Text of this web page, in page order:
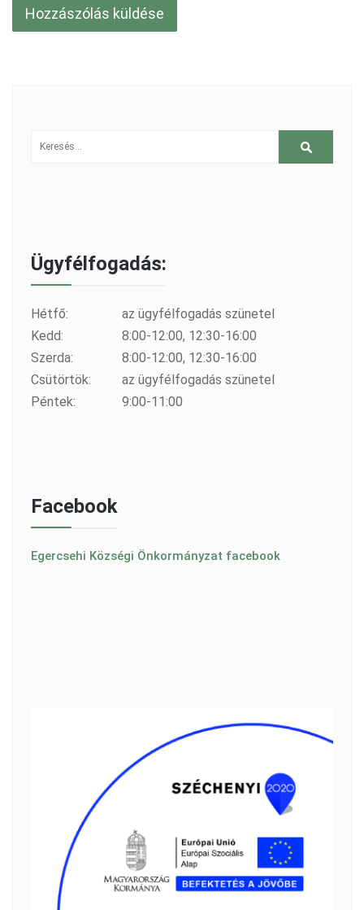
Ügyfélfogadás:
Hétfő:
az ügyfélfogadás szünetel
Kedd:
8:00-12:00, 12:30-16:00
Szerda:
8:00-12:00, 12:30-16:00
Csütörtök:
az ügyfélfogadás szünetel
Péntek:
9:00-11:00
Facebook
Egercsehi Községi Önkormányzat facebook